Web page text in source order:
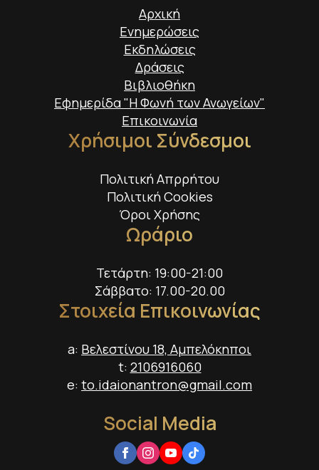
Αρχική
Ενημερώσεις
Εκδηλώσεις
Δράσεις
Βιβλιοθήκη
Εφημερίδα "Η Φωνή των Ανωγείων"
Επικοινωνία
Χρήσιμοι Σύνδεσμοι
Πολιτική Απρρήτου
Πολιτική Cookies
Όροι Χρήσης
Ωράριο
Τετάρτη: 19:00-21:00
Σάββατο: 17.00-20.00
Στοιχεία Επικοινωνίας
a: Βελεστίνου 18, Αμπελόκηποι
t: 2106916060
e: to.idaionantron@gmail.com
Social Media